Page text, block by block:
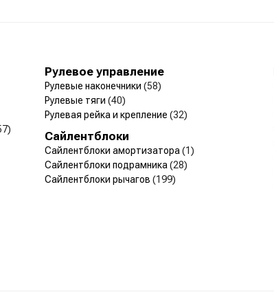
Рулевое управление
Рулевые наконечники (58)
Рулевые тяги (40)
Рулевая рейка и крепление (32)
Сайлентблоки
Сайлентблоки амортизатора (1)
Сайлентблоки подрамника (28)
Сайлентблоки рычагов (199)